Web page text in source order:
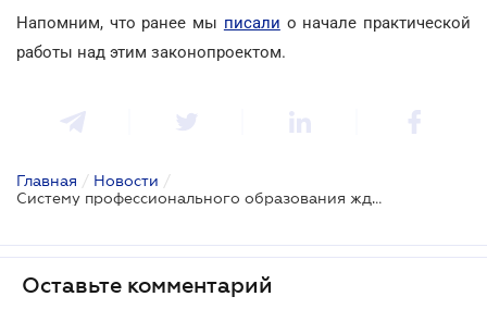
Напомним, что ранее мы писали о начале практической
работы над этим законопроектом.
Главная / Новости /
Систему профессионального образования ждет перезагрузка
Оставьте комментарий